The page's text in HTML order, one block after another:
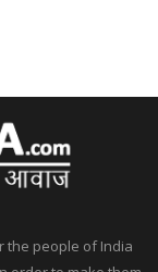
the people of India